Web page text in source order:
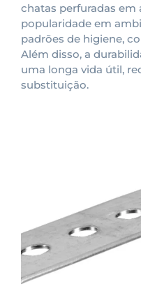
chatas perfuradas em
popularidade em
padrões de higiene,
Além disso, a
uma longa vida útil,
substituição.